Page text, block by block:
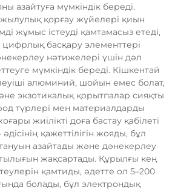
азайтуға мүмкіндік береді.
жылулық қорғау жүйелері қиын
жұмыс істеуді қамтамасыз етеді,
цифрлық басқару элементтері
нәтижелері үшін дәл
мүмкіндік береді. Кішкентай
алюминий, шойын емес болат,
экзотикалық қорытпалар сияқты
түрлері мен материалдарды
жиілікті доға бастау қабілеті
қажеттілігін жояды, бұл
азайтады және дәнекерлеу
жақсартады. Құрылғы кең
қамтиды, әдетте ол 5–200
болады, бұл электрондық